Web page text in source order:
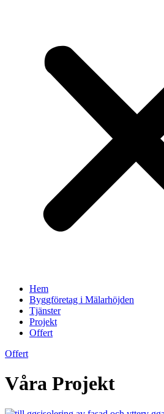
Hem
Byggföretag i Mälarhöjden
Tjänster
Projekt
Offert
Offert
Våra Projekt